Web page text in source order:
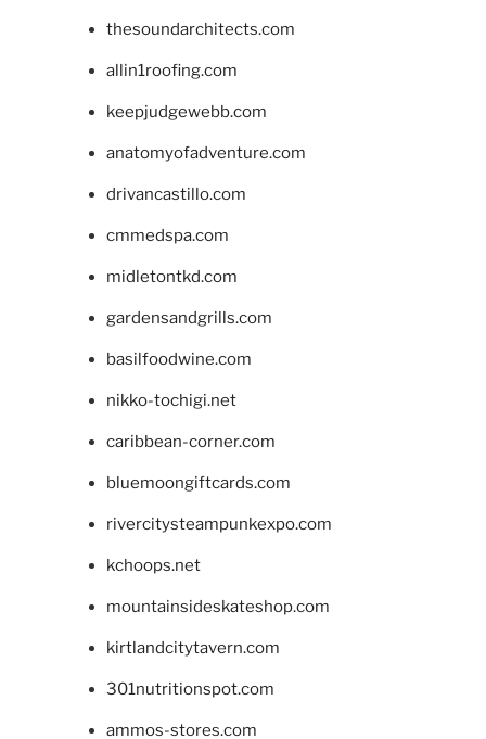
thesoundarchitects.com
allin1roofing.com
keepjudgewebb.com
anatomyofadventure.com
drivancastillo.com
cmmedspa.com
midletontkd.com
gardensandgrills.com
basilfoodwine.com
nikko-tochigi.net
caribbean-corner.com
bluemoongiftcards.com
rivercitysteampunkexpo.com
kchoops.net
mountainsideskateshop.com
kirtlandcitytavern.com
301nutritionspot.com
ammos-stores.com